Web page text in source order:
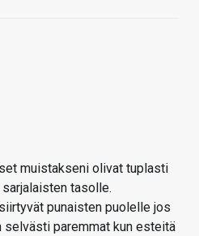
muistakseni olivat tuplasti
tasolle.
punaisten puolelle jos
selvästi paremmat kun esteitä